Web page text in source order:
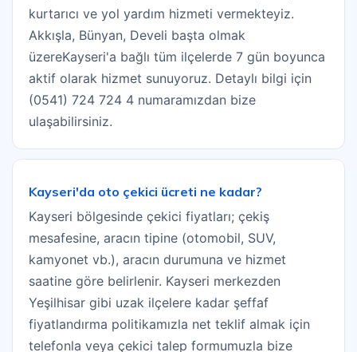
kurtarıcı ve yol yardım hizmeti vermekteyiz.
Akkışla, Bünyan, Develi başta olmak
üzereKayseri'a bağlı tüm ilçelerde 7 gün boyunca
aktif olarak hizmet sunuyoruz. Detaylı bilgi için
(0541) 724 724 4 numaramızdan bize
ulaşabilirsiniz.
Kayseri'da oto çekici ücreti ne kadar?
Kayseri bölgesinde çekici fiyatları; çekiş
mesafesine, aracın tipine (otomobil, SUV,
kamyonet vb.), aracın durumuna ve hizmet
saatine göre belirlenir. Kayseri merkezden
Yeşilhisar gibi uzak ilçelere kadar şeffaf
fiyatlandırma politikamızla net teklif almak için
telefonla veya çekici talep formumuzla bize